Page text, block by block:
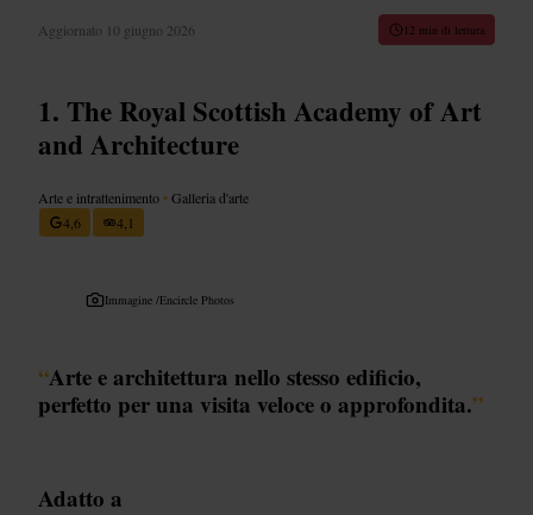
Aggiornato 10 giugno 2026 12 min di lettura
The Royal Scottish Academy of Art
and Architecture
Arte e intrattenimento •Galleria d'arte
4,6
4,1
Immagine /Encircle Photos
“Arte e architettura nello stesso edificio,
perfetto per una visita veloce o approfondita.”
Adatto a